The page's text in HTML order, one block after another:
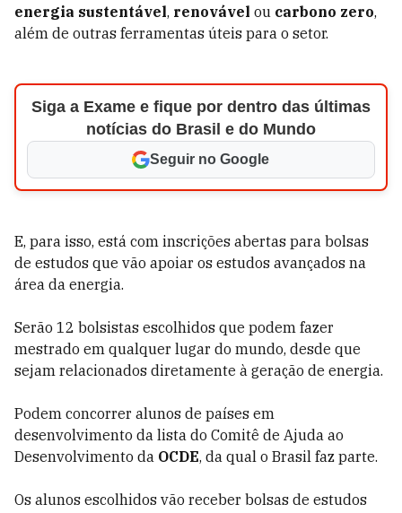
energia sustentável, renovável ou carbono zero,
além de outras ferramentas úteis para o setor.
Siga a Exame e fique por dentro das últimas
notícias do Brasil e do Mundo
Seguir no Google
E, para isso, está com inscrições abertas para bolsas
de estudos que vão apoiar os estudos avançados na
área da energia.
Serão 12 bolsistas escolhidos que podem fazer
mestrado em qualquer lugar do mundo, desde que
sejam relacionados diretamente à geração de energia.
Podem concorrer alunos de países em
desenvolvimento da lista do Comitê de Ajuda ao
Desenvolvimento da OCDE, da qual o Brasil faz parte.
Os alunos escolhidos vão receber bolsas de estudos